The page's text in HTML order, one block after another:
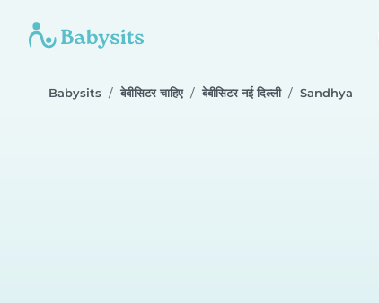
Babysits बेबीसिटर चाहिए बेबीसिटर नई दिल्ली Sandhya